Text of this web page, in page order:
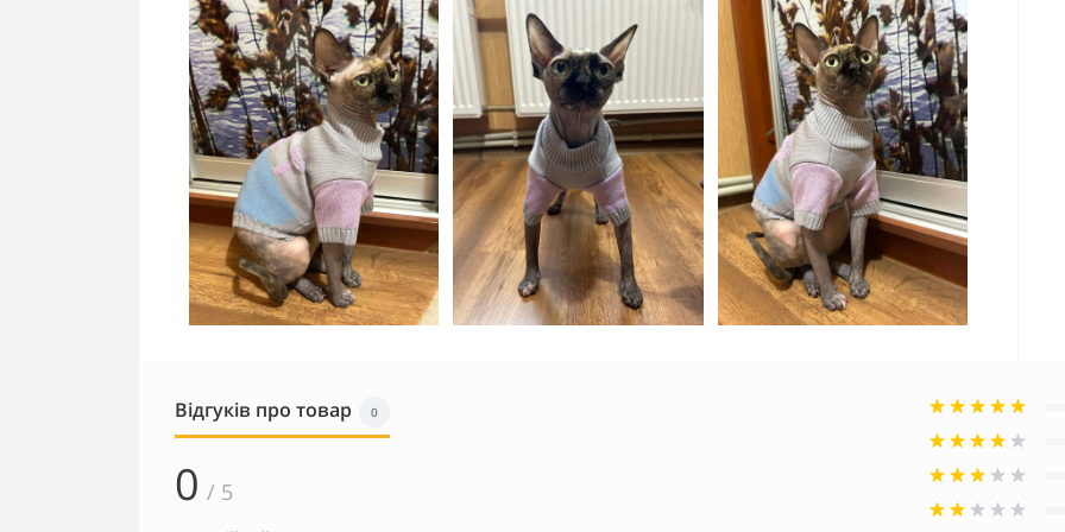
Відгуків про товар 0
0 / 5